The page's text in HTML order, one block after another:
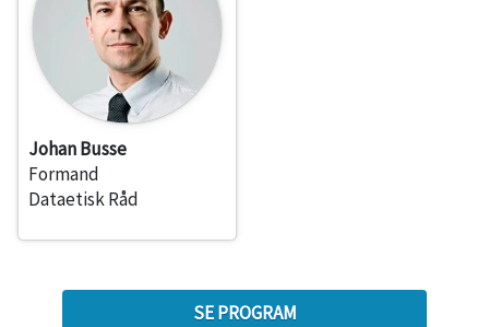
Johan Busse
Formand
Dataetisk Råd
SE PROGRAM